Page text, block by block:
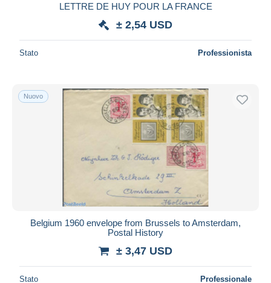
LETTRE DE HUY POUR LA FRANCE
± 2,54 USD
Stato Professionista
Nuovo
Belgium 1960 envelope from Brussels to Amsterdam,
Postal History
± 3,47 USD
Stato Professionale